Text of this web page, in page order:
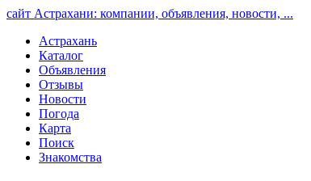
сайт Астрахани: компании, объявления, новости, ...
Астрахань
Каталог
Объявления
Отзывы
Новости
Погода
Карта
Поиск
Знакомства